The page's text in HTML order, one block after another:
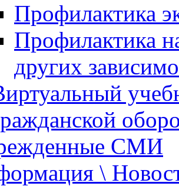
Профилактика
Профилактика
других
СМИ
\